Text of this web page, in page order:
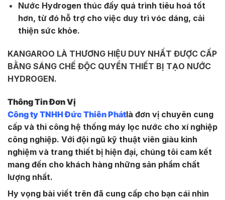
Nước Hydrogen thúc đấy quá trình tiêu hoá tốt
hơn, từ đó hỗ trợ cho việc duy trì vóc dáng, cải
thiện sức khỏe.
KANGAROO LÀ THƯƠNG HIỆU DUY NHẤT ĐƯỢC CẤP
BẰNG SÁNG CHẾ ĐỘC QUYỀN THIẾT BỊ TẠO NƯỚC
HYDROGEN.
Thông Tin Đơn Vị
Công ty TNHH Đức Thiên Phátlà đơn vị chuyên cung
cấp và thi công hệ thống máy lọc nước cho xí nghiệp
công nghiệp. Với đội ngũ kỹ thuật viên giàu kinh
nghiệm và trang thiết bị hiện đại, chúng tôi cam kết
mang đến cho khách hàng những sản phẩm chất
lượng nhất.
Hy vọng bài viết trên đã cung cấp cho bạn cái nhìn